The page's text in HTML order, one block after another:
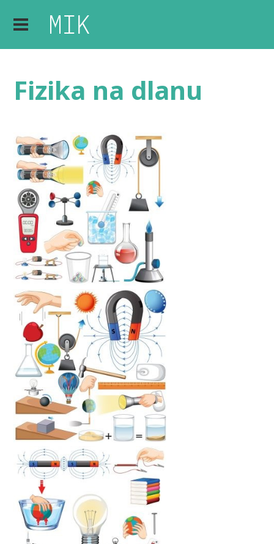
Fizika na dlanu